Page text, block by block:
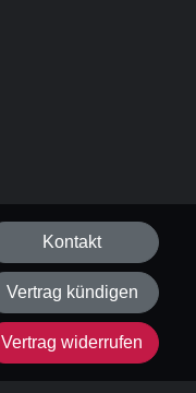
Kontakt
Vertrag kündigen
Vertrag widerrufen